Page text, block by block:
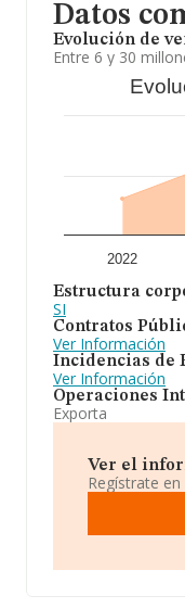
Datos
Evolución de
Entre 6 y 30
2022
Estructura
SI
Contratos
Ver Información
Incidencias de
Ver Información
Operaciones
Exporta
Ver el
Regístrate